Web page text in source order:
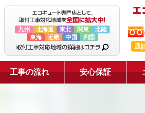
九州 北海道 東北 関東
北陸
東海
近畿 中国 四国
通
工事の流れ 安心保証